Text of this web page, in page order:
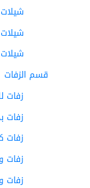
شيلات
شيلات
قسم الزفات
زفات
زفات
زفات
زفات
زفات